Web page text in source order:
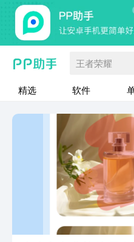
王者荣耀
精选 软件